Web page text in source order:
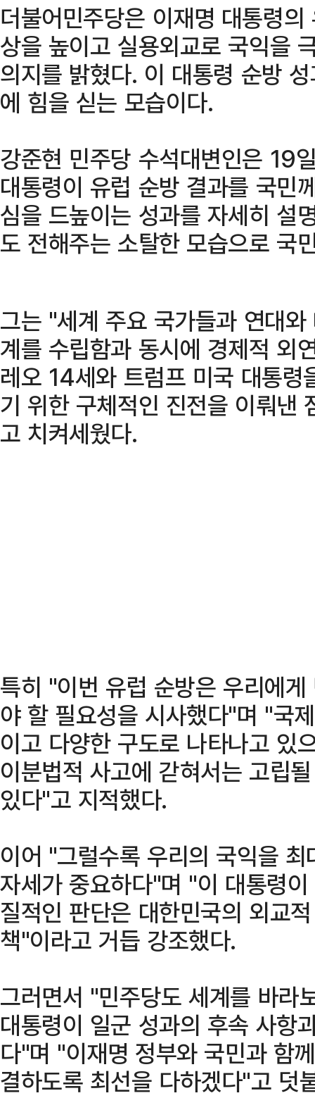
더불어민주당은 이재명 대통령
상을 높이고 실용외교로 국익을
의지를 밝혔다. 이 대통령 순방
에 힘을 싣는 모습이다.
강준현 민주당 수석대변인은 19
대통령이 유럽 순방 결과를 국민
심을 드높이는 성과를 자세히 설
도 전해주는 소탈한 모습으로 국
그는 "세계 주요 국가들과 연대
계를 수립함과 동시에 경제적 외
레오 14세와 트럼프 미국 대통
기 위한 구체적인 진전을 이뤄낸
고 치켜세웠다.
특히 "이번 유럽 순방은 우리에
야 할 필요성을 시사했다"며 "국
이고 다양한 구도로 나타나고 있
이분법적 사고에 갇혀서는 고립
있다"고 지적했다.
이어 "그럴수록 우리의 국익을
자세가 중요하다"며 "이 대통령
질적인 판단은 대한민국의 외교
책"이라고 거듭 강조했다.
그러면서 "민주당도 세계를 바라
대통령이 일군 성과의 후속 사항
다"며 "이재명 정부와 국민과 함
결하도록 최선을 다하겠다"고 덧